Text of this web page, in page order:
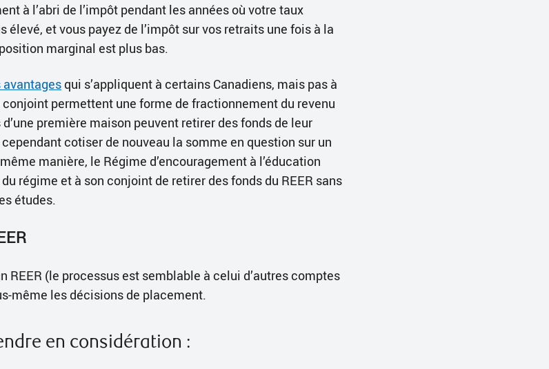
à l’abri de l’impôt pendant les années où votre taux
élevé, et vous payez de l’impôt sur vos retraits une fois à la
marginal est plus bas.
avantagesqui s’appliquent à certains Canadiens, mais pas à
conjoint permettent une forme de fractionnement du revenu
première maison peuvent retirer des fonds de leur
cotiser de nouveau la somme en question sur un
manière, le Régime d’encouragement à l’éducation
régime et à son conjoint de retirer des fonds du REER sans
études.
REER (le processus est semblable à celui d’autres comptes
même les décisions de placement.
en considération :